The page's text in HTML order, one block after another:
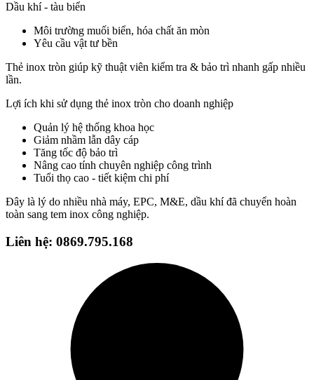
Dầu khí - tàu biển
Môi trường muối biển, hóa chất ăn mòn
Yêu cầu vật tư bền
Thẻ inox tròn giúp kỹ thuật viên kiểm tra & bảo trì nhanh gấp nhiều
lần.
Lợi ích khi sử dụng thẻ inox tròn cho doanh nghiệp
Quản lý hệ thống khoa học
Giảm nhầm lẫn dây cáp
Tăng tốc độ bảo trì
Nâng cao tính chuyên nghiệp công trình
Tuổi thọ cao - tiết kiệm chi phí
Đây là lý do nhiều nhà máy, EPC, M&E, dầu khí đã chuyển hoàn
toàn sang tem inox công nghiệp.
Liên hệ: 0869.795.168